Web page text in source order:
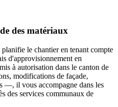
des matériaux
le chantier en tenant compte
d'approvisionnement en
à autorisation dans le canton de
modifications de façade,
—, il vous accompagne dans les
des services communaux de